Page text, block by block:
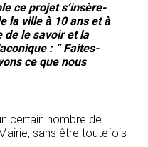
ce projet s’insère-
la ville à 10 ans et à
de le savoir et la
: ”Faites-
ce que nous
certain nombre de
sans être toutefois